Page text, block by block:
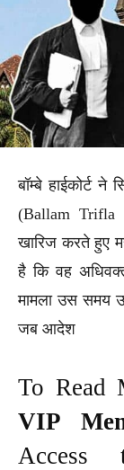
बॉम्बे हाईकोर्ट
(Ballam Trifla
खारिज करते हुए
है कि वह
मामला उस समय
जब आदेश
To Read
VIP